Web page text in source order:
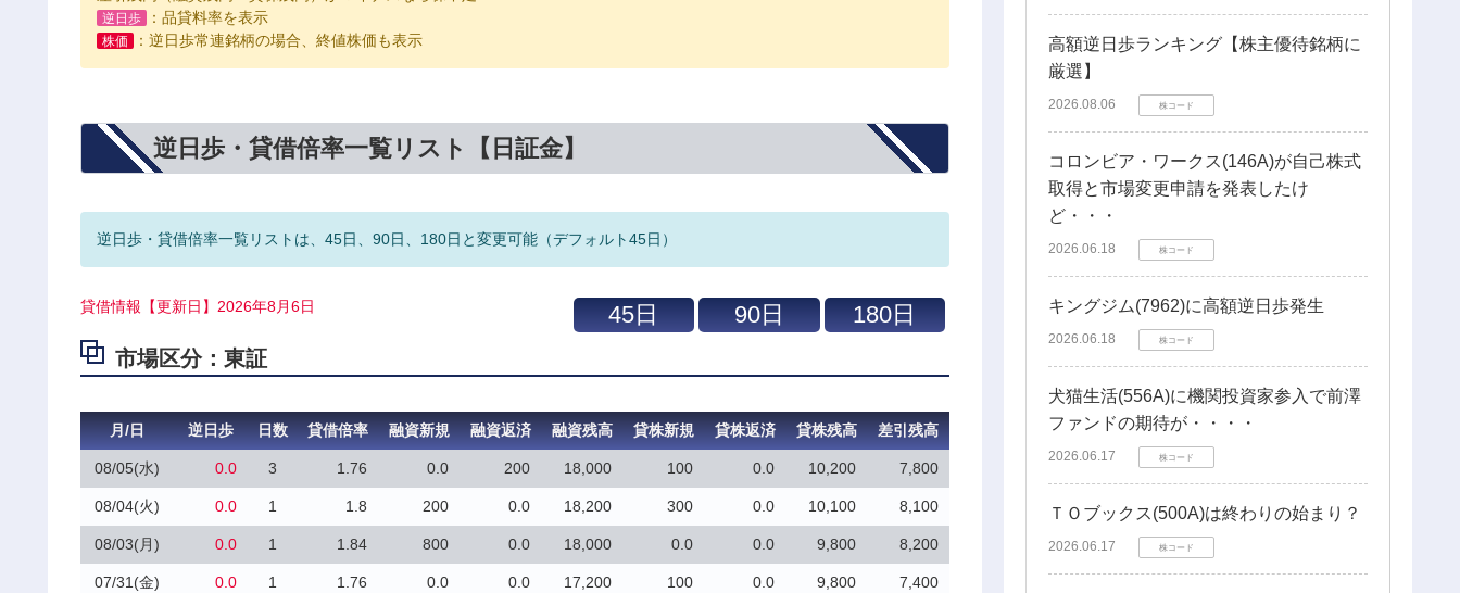
逆日歩 ：品貸料率を表示
株価 ：逆日歩常連銘柄の場合、終値株価も表示
逆日歩・貸借倍率一覧リスト【日証金】
逆日歩・貸借倍率一覧リストは、45日、90日、180日と変更可能（デフォルト45日）
貸借情報【更新日】2026年8月6日
市場区分：東証
月/日 逆日歩 日数 貸借倍率 融資新規 融資返済 融資残高 貸株新規 貸株返済 貸株残高 差引残高
08/05(水) 0.0 3 1.76 0.0 200 18,000 100 0.0 10,200 7,800
08/04(火) 0.0 1 1.8 200 0.0 18,200 300 0.0 10,100 8,100
08/03(月) 0.0 1 1.84 800 0.0 18,000 0.0 0.0 9,800 8,200
07/31(金) 0.0 1 1.76 0.0 0.0 17,200 100 0.0 9,800 7,400
高額逆日歩ランキング【株主優待銘柄に
厳選】
2026.08.06 株コード
コロンビア・ワークス(146A)が自己株式
取得と市場変更申請を発表したけ
ど・・・
2026.06.18 株コード
キングジム(7962)に高額逆日歩発生
2026.06.18 株コード
犬猫生活(556A)に機関投資家参入で前澤
ファンドの期待が・・・・
2026.06.17 株コード
ＴＯブックス(500A)は終わりの始まり？
2026.06.17 株コード